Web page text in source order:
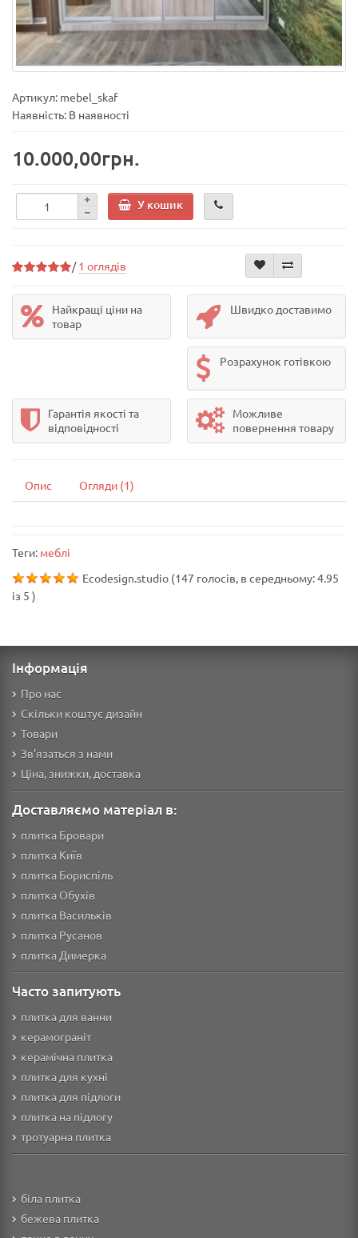
Артикул: mebel_skaf
Наявність: В наявності
10.000,00грн.
У кошик
/1 оглядів
Найкращі ціни на
товар
Швидко доставимо
Розрахунок готівкою
Гарантія якості та
відповідності
Можливе
повернення товару
Опис Огляди (1)
Теги: меблі
Ecodesign.studio (147 голосів, в середньому:4.95
із 5 )
Інформація
Про нас
Скільки коштує дизайн
Товари
Зв'язаться з нами
Ціна, знижки, доставка
Доставляємо матеріал в:
плитка Бровари
плитка Київ
плитка Бориспіль
плитка Обухів
плитка Васильків
плитка Русанов
плитка Димерка
Часто запитують
плитка для ванни
керамограніт
керамічна плитка
плитка для кухні
плитка для підлоги
плитка на підлогу
тротуарна плитка
біла плитка
бежева плитка